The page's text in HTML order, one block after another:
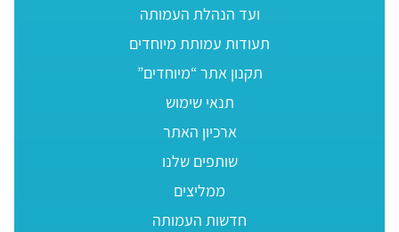
ועד הנהלת העמותה
תעודות עמותת מיוחדים
תקנון אתר “מיוחדים”
תנאי שימוש
ארכיון האתר
שותפים שלנו
ממליצים
חדשות העמותה